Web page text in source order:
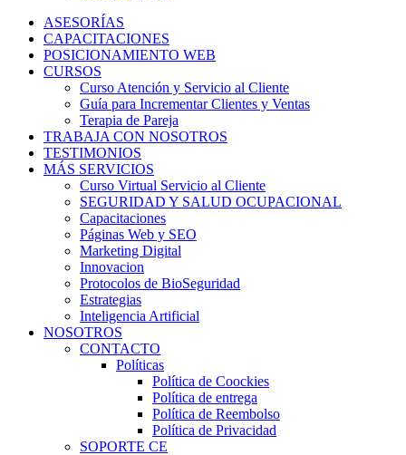
ASESORÍAS
CAPACITACIONES
POSICIONAMIENTO WEB
CURSOS
Curso Atención y Servicio al Cliente
Guía para Incrementar Clientes y Ventas
Terapia de Pareja
TRABAJA CON NOSOTROS
TESTIMONIOS
MÁS SERVICIOS
Curso Virtual Servicio al Cliente
SEGURIDAD Y SALUD OCUPACIONAL
Capacitaciones
Páginas Web y SEO
Marketing Digital
Innovacion
Protocolos de BioSeguridad
Estrategias
Inteligencia Artificial
NOSOTROS
CONTACTO
Políticas
Política de Coockies
Política de entrega
Política de Reembolso
Política de Privacidad
SOPORTE CE